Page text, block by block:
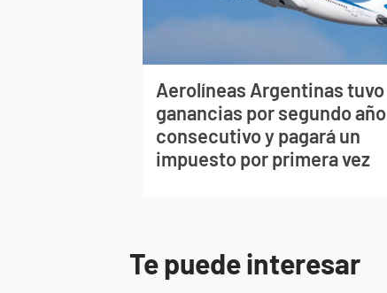
Aerolíneas Argentinas tuvo
ganancias por segundo año
consecutivo y pagará un
impuesto por primera vez
Te puede interesar